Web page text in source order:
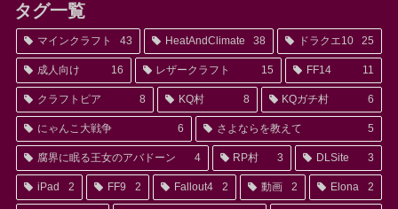
タグ一覧
マインクラフト 43 HeatAndClimate 38 ドラクエ10 25
成人向け 16 レザークラフト 15 FF14 11
クラフトピア 8 KQ村 8 KQガチ村 6
にゃんこ大戦争 6 さよならを教えて 5
腐界に眠る王女のアバドーン 4 RP村 3 DLSite 3
iPad 2 FF9 2 Fallout4 2 動画 2 Elona 2